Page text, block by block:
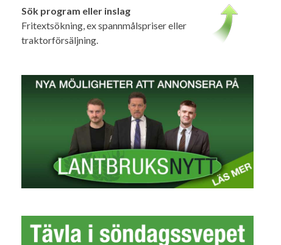
Sök program eller inslag
Fritextsökning, ex spannmålspriser eller
traktorförsäljning.